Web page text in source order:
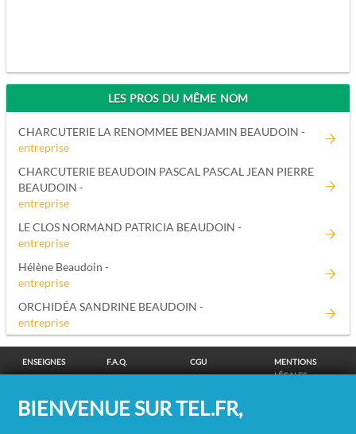
LES PROS DU MÊME NOM
CHARCUTERIE LA RENOMMEE BENJAMIN BEAUDOIN -
entreprise
CHARCUTERIE BEAUDOIN PASCAL PASCAL JEAN PIERRE
BEAUDOIN -
entreprise
LE CLOS NORMAND PATRICIA BEAUDOIN -
entreprise
Hélène Beaudoin -
entreprise
ORCHIDÉA SANDRINE BEAUDOIN -
entreprise
ENSEIGNES F.A.Q. CGU
MENTIONS
LÉGALES
CONFIDENTIALITÉ
COOKIES
CHOIX
COOKIES
BIENVENUE SUR TEL.FR,